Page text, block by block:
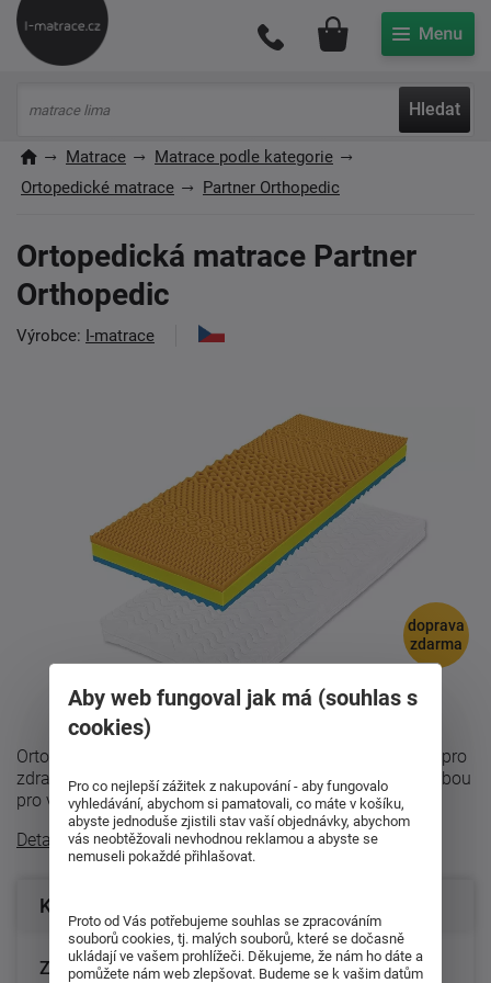
Hledat
Můj účet
Matrace
Matrace podle kategorie
Ortopedické matrace
Partner Orthopedic
Ortopedická matrace Partner
Orthopedic
Výrobce: I-matrace
doprava
zdarma
Ortopedická matrace Partner Orthopedic - pevná opora pro
zdravý spánekMatrace Partner Orthopedic je ideální volbou
pro všechny, kdo hledají ...
Detailní popis
Konfigurace produktu
Zvolte rozměr matrace (cm):
Aby web fungoval jak má (souhlas s
cookies)
Pro co nejlepší zážitek z nakupování - aby fungovalo
vyhledávání, abychom si pamatovali, co máte v košíku,
abyste jednoduše zjistili stav vaší objednávky, abychom
vás neobtěžovali nevhodnou reklamou a abyste se
nemuseli pokaždé přihlašovat.
Proto od Vás potřebujeme souhlas se zpracováním
souborů cookies, tj. malých souborů, které se dočasně
ukládají ve vašem prohlížeči. Děkujeme, že nám ho dáte a
pomůžete nám web zlepšovat. Budeme se k vašim datům